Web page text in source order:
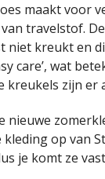
maakt voor
travelstof.
niet kreukt en
care’, wat
kreukels zijn er
nieuwe
op van
je komt ze